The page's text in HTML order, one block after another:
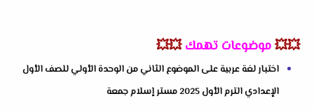
💥💥موضوعات تهمك 💥💥
اختبار لغة عربية على الموضوع الثاني من الوحدة الأولي للصف الأول
الإعدادي الترم الأول 2025 مستر إسلام جمعة